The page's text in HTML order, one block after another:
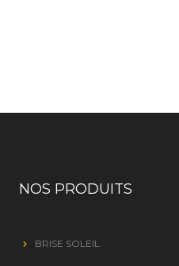
NOS PRODUITS
BRISE SOLEIL